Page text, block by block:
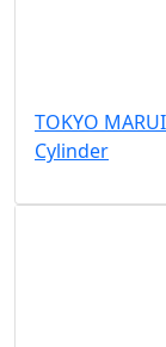
TOKYO
Cylinder